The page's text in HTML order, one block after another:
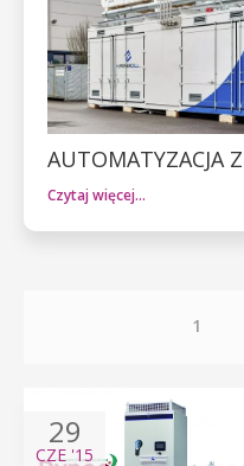
AUTOMATYZACJA
Czytaj więcej…
1
29
CZE'15